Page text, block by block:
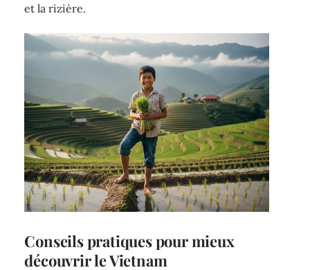
et la rizière.
Conseils pratiques pour mieux
découvrir le Vietnam